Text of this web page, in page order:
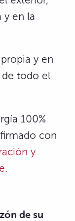
y en la
y en
de todo el
100%
con
y
.
de su